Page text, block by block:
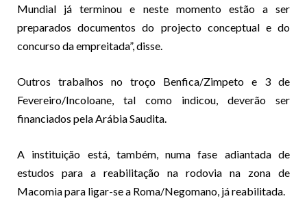
Mundial já terminou e neste momento estão a ser
preparados documentos do projecto conceptual e do
concurso da empreitada”, disse.
Outros trabalhos no troço Benfica/Zimpeto e 3 de
Fevereiro/Incoloane, tal como indicou, deverão ser
financiados pela Arábia Saudita.
A instituição está, também, numa fase adiantada de
estudos para a reabilitação na rodovia na zona de
Macomia para ligar-se a Roma/Negomano, já reabilitada.